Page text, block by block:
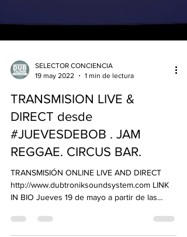
SELECTOR CONCIENCIA
TRANSMISION LIVE &
DIRECT desde
#JUEVESDEBOB . JAM
REGGAE. CIRCUS BAR.
TRANSMISIÓN ONLINE LIVE AND DIRECT
http://www.dubtroniksoundsystem.com LINK
20hs. JAM REGGAE...